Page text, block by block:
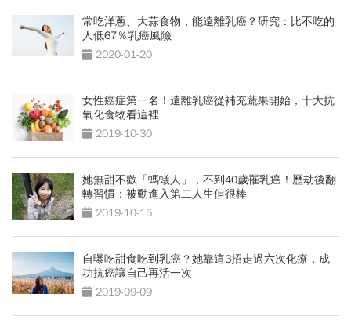
常吃洋蔥、大蒜食物，能遠離乳癌？研究：比不吃的
人低67％乳癌風險
2020-01-20
女性癌症第一名！遠離乳癌從補充蔬果開始，十大抗
氧化食物看這裡
2019-10-30
她無甜不歡「螞蟻人」，不到40歲罹乳癌！歷劫後翻
轉習慣：被動進入第二人生但很棒
2019-10-15
自曝吃甜食吃到乳癌？她靠這3招走過六次化療，成
功抗癌讓自己再活一次
2019-09-09